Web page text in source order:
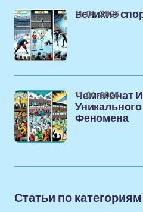
великие
11-04-2025
Чемпионат
Феномена
11-04-2025
Статьи по категориям